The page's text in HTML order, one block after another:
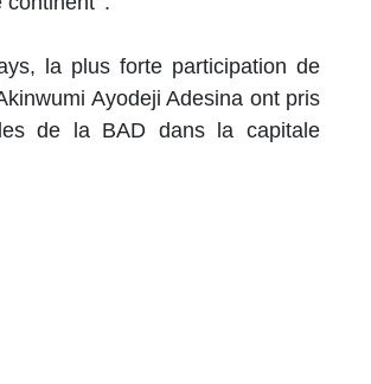
la plus forte participation de
Ayodeji Adesina ont pris
de la BAD dans la capitale